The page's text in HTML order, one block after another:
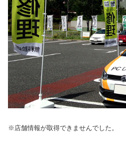
※店舗情報が取得できませんでした。